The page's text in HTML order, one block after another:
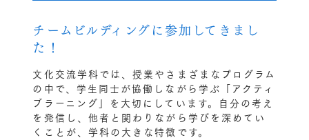
チームビルディングに参加してきまし
た！
文化交流学科では、授業やさまざまなプログラム
の中で、学生同士が協働しながら学ぶ「アクティ
ブラーニング」を大切にしています。自分の考え
を発信し、他者と関わりながら学びを深めてい
くことが、学科の大きな特徴です。